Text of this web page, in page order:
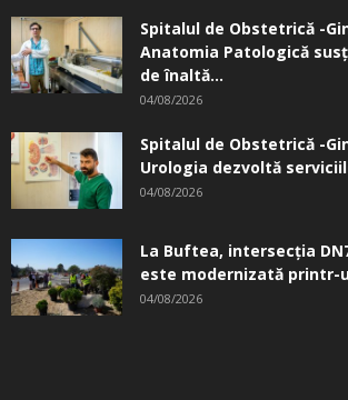
Spitalul de Obstetrică -
Anatomia Patologică
de înaltă...
04/08/2026
Spitalul de Obstetrică -
Urologia dezvoltă
04/08/2026
La Buftea, intersecţia
este modernizată printr-
04/08/2026